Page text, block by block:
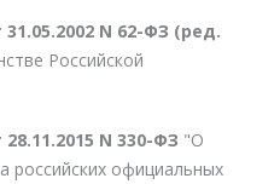
N 62-ФЗ (ред.
Российской
N 330-ФЗ "О
российских официальных